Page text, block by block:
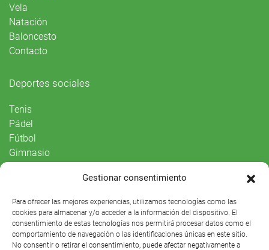
Gestionar consentimiento
Para ofrecer las mejores experiencias, utilizamos tecnologías como las
cookies para almacenar y/o acceder a la información del dispositivo. El
consentimiento de estas tecnologías nos permitirá procesar datos como el
comportamiento de navegación o las identificaciones únicas en este sitio.
No consentir o retirar el consentimiento, puede afectar negativamente a
Vela
Natación
Baloncesto
Contacto
Deportes sociales
Tenis
Pádel
Fútbol
Gimnasio
Vida Social
Agenda